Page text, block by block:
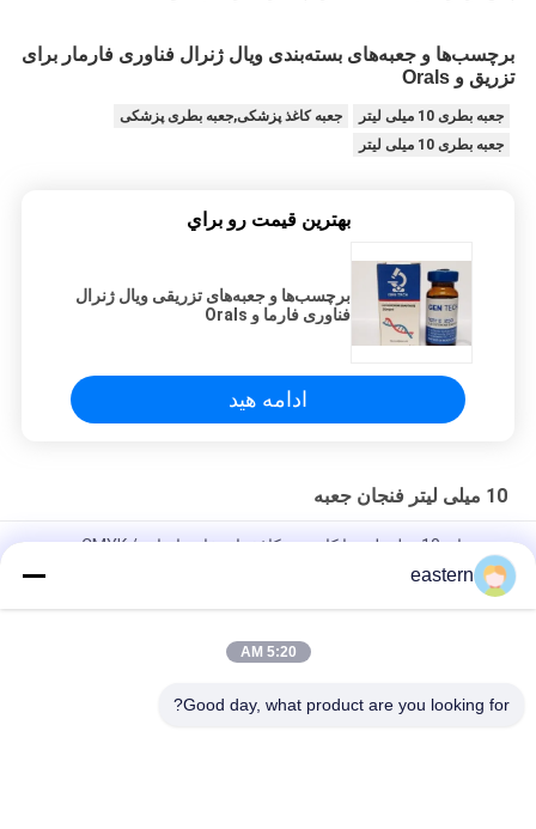
برچسب‌ها و جعبه‌های بسته‌بندی ویال ژنرال فناوری فارمار برای
تزریق و Orals
جعبه بطری 10 میلی لیتر
جعبه کاغذ پزشکی,جعبه بطری پزشکی
جعبه بطری 10 میلی لیتر
بهترين قيمت رو براي
برچسب‌ها و جعبه‌های تزریقی ویال ژنرال
فناوری فارما و Orals
ادامه هید
10 میلی لیتر فنجان جعبه
جعبه های 10 میلی لیتر با کارتونی کاغذ داروخانه با چاپ CMYK /
Pantone
جعبه های 10 میلی لیتر بسته بندی شده با کاغذ برای بسته بندی استروئید
300 گرم بسته بندی کاغذی شیک دارویی بطری های شیشه ای جعبه بدن
eastern
5:20 AM
Good day, what product are you looking for?